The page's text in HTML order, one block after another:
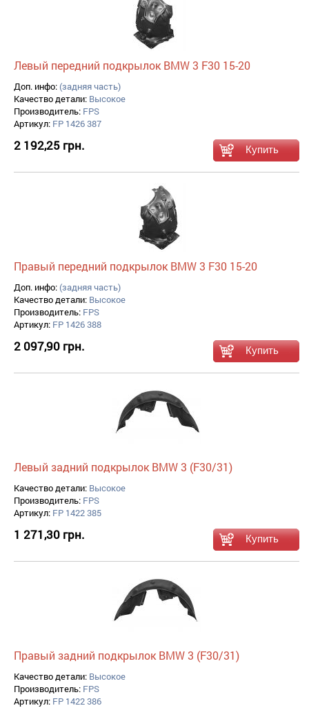
Левый передний подкрылок BMW 3 F30 15-20
Доп. инфо: (задняя часть)
Качество детали: Высокое
Производитель: FPS
Артикул: FP 1426 387
2 192,25 грн.
Правый передний подкрылок BMW 3 F30 15-20
Доп. инфо: (задняя часть)
Качество детали: Высокое
Производитель: FPS
Артикул: FP 1426 388
2 097,90 грн.
Левый задний подкрылок BMW 3 (F30/31)
Качество детали: Высокое
Производитель: FPS
Артикул: FP 1422 385
1 271,30 грн.
Правый задний подкрылок BMW 3 (F30/31)
Качество детали: Высокое
Производитель: FPS
Артикул: FP 1422 386